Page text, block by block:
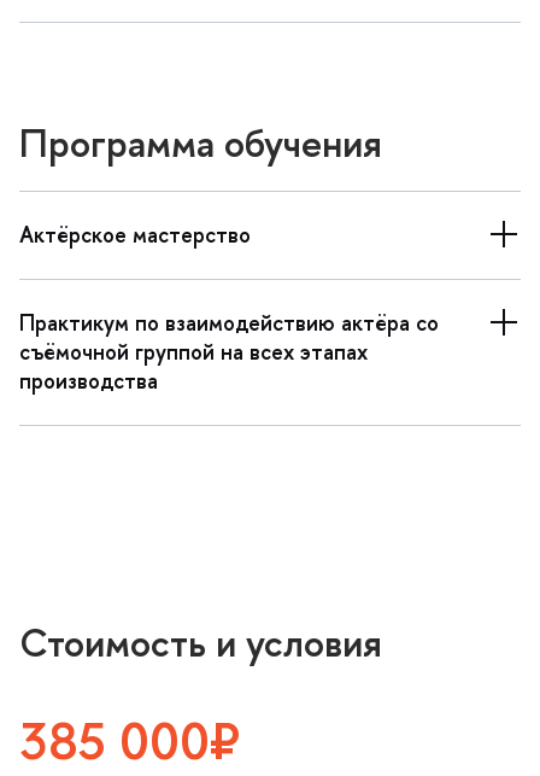
Программа обучения
Актёрское мастерство
Практикум по взаимодействию актёра со
съёмочной группой на всех этапах
производства
Стоимость и условия
385 000₽